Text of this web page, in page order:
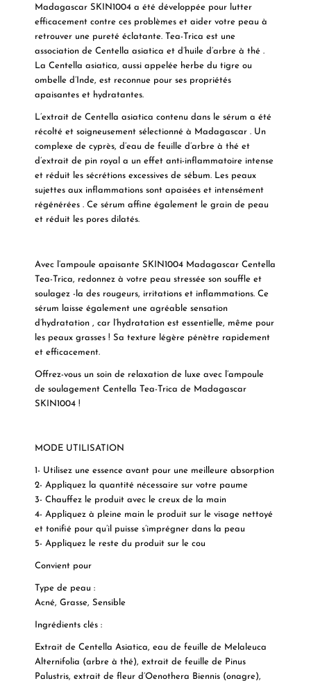
Madagascar SKIN1004 a été développée pour
lutter
efficacement contre ces problèmes et aider votre peau à
retrouver une pureté éclatante. Tea-Trica est une
association de Centella asiatica et d’huile d’arbre à thé .
La Centella asiatica, aussi appelée herbe du tigre ou
ombelle d’Inde, est reconnue pour ses propriétés
apaisantes et hydratantes.
L’extrait de Centella asiatica contenu dans le sérum a été
récolté et soigneusement sélectionné à Madagascar . Un
complexe de cyprès, d’eau de feuille d’arbre à thé et
d’extrait de pin royal a un effet anti-inflammatoire intense
et réduit les sécrétions excessives de sébum. Les peaux
sujettes aux inflammations sont apaisées et intensément
régénérées . Ce sérum affine également le grain de peau
et réduit les pores dilatés.
Avec l’ampoule apaisante SKIN1004 Madagascar Centella
Tea-Trica, redonnez à votre peau stressée son souffle et
soulagez -la des rougeurs, irritations et inflammations. Ce
sérum laisse également une agréable sensation
d’hydratation , car l’hydratation est essentielle, même pour
les peaux grasses ! Sa texture légère pénètre rapidement
et efficacement.
Offrez-vous un soin de relaxation de luxe avec l’ampoule
de soulagement Centella Tea-Trica de Madagascar
SKIN1004 !
MODE UTILISATION
1- Utilisez une essence avant pour une meilleure absorption
2- Appliquez la quantité nécessaire sur votre paume
3- Chauffez le produit avec le creux de la main
4- Appliquez à pleine main le produit sur le visage nettoyé
et tonifié pour qu’il puisse s’imprégner dans la peau
5- Appliquez le reste du produit sur le cou
Convient pour
Type de peau :
Acné, Grasse, Sensible
Ingrédients clés :
Extrait de Centella Asiatica, eau de feuille de Melaleuca
Alternifolia (arbre à thé), extrait de feuille de Pinus
Palustris, extrait de fleur d’Oenothera Biennis (onagre),